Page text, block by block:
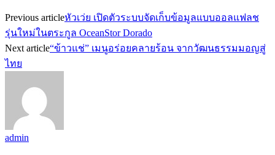
Previous articleหัวเว่ย เปิดตัวระบบจัดเก็บข้อมูลแบบออลแฟลช
รุ่นใหม่ในตระกูล OceanStor Dorado
Next article“ข้าวแช่” เมนูอร่อยคลายร้อน จากวัฒนธรรมมอญสู่
ไทย
admin